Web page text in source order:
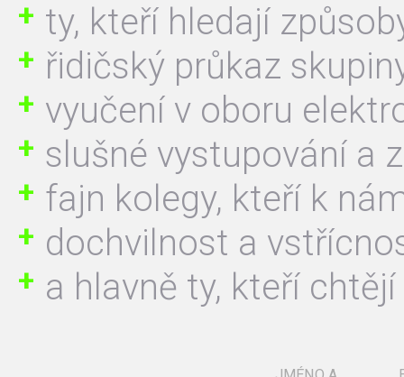
ty, kteří hledají
řidičský průkaz
vyučení v oboru
slušné vystupování a
fajn kolegy, kteří k
dochvilnost a
a hlavně ty, kteří